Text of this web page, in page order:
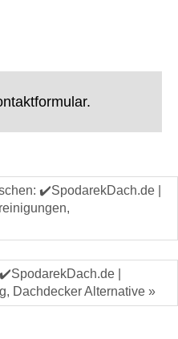
✔️SpodarekDach.de |
|
Dachdecker Alternative »